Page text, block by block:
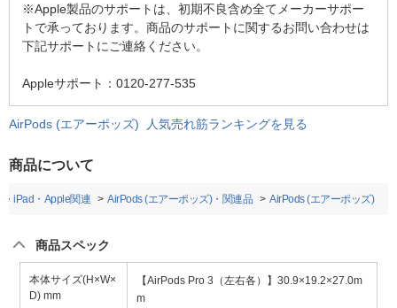
※Apple製品のサポートは、初期不良含め全てメーカーサポー
トで承っております。商品のサポートに関するお問い合わせは
下記サポートにご連絡ください。
Appleサポート：0120-277-535
AirPods (エアーポッズ) 人気売れ筋ランキングを見る
商品について
・iPad・Apple関連 AirPods (エアーポッズ)・関連品 AirPods (エアーポッズ)
商品スペック
本体サイズ(H×W×
D) mm
【AirPods Pro 3（左右各）】30.9×19.2×27.0m
m